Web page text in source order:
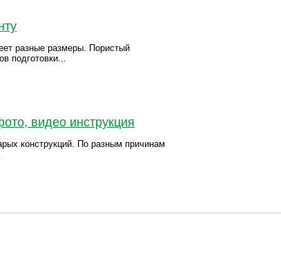
разные размеры. Пористый
подготовки...
видео инструкция
конструкций. По разным причинам